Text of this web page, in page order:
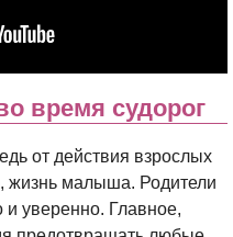
время судорог
от действия взрослых
жизнь малыша. Родители
и уверенно. Главное,